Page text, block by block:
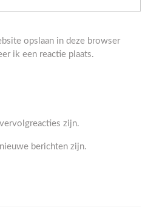
opslaan in deze browser
ik een reactie plaats.
zijn.
berichten zijn.